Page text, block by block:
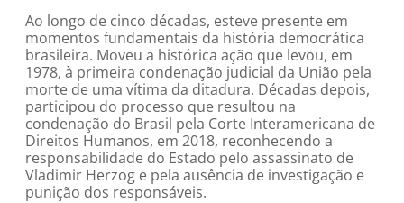
Ao longo de cinco décadas, esteve presente em
momentos fundamentais da história democrática
brasileira. Moveu a histórica ação que levou, em
1978, à primeira condenação judicial da União pela
morte de uma vítima da ditadura. Décadas depois,
participou do processo que resultou na
condenação do Brasil pela Corte Interamericana de
Direitos Humanos, em 2018, reconhecendo a
responsabilidade do Estado pelo assassinato de
Vladimir Herzog e pela ausência de investigação e
punição dos responsáveis.